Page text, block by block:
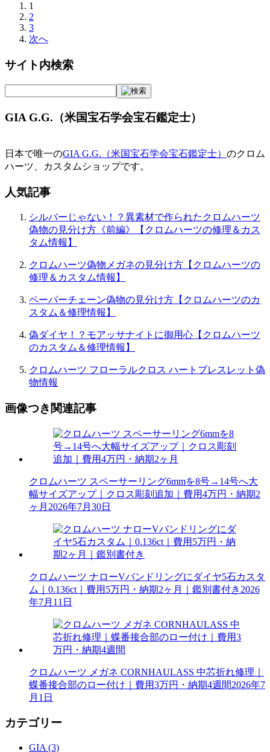
1
2
3
次へ
サイト内検索
GIA G.G.（米国宝石学会宝石鑑定士）
日本で唯一のGIA G.G.（米国宝石学会宝石鑑定士） のクロム
ハーツ、カスタムショップです。
人気記事
シルバーじゃない！？異素材で作られたクロムハーツ
偽物の見分け方《前編》【クロムハーツの修理＆カス
タム情報】
クロムハーツ偽物メガネの見分け方【クロムハーツの
修理＆カスタム情報】
ペーパーチェーン偽物の見分け方【クロムハーツのカ
スタム＆修理情報】
偽ダイヤ！？モアッサナイトに御用心【クロムハーツ
のカスタム＆修理情報】
クロムハーツ フローラルクロス ハートブレスレット偽
物情報
画像つき関連記事
クロムハーツ スペーサーリング6mmを8号→14号へ大
幅サイズアップ｜クロス彫刻追加｜費用4万円・納期2
ヶ月 2026年7月30日
クロムハーツ ナローVバンドリングにダイヤ5石カスタ
ム｜0.136ct｜費用5万円・納期2ヶ月｜鑑別書付き 2026
年7月11日
クロムハーツ メガネ CORNHAULASS 中芯折れ修理｜
蝶番接合部のロー付け｜費用3万円・納期4週間2026年7
月1日
カテゴリー
GIA (3)